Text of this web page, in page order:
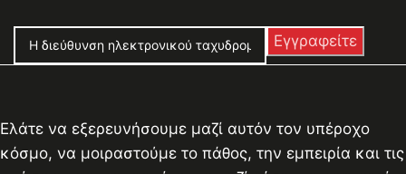
Ελάτε να εξερευνήσουμε μαζί αυτόν τον υπέροχο
κόσμο, να μοιραστούμε το πάθος, την εμπειρία και τις